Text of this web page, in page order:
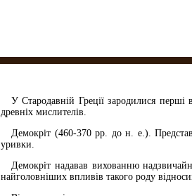
У Стародавній Греції зародилися перші
древніх мислителів.
Демокрiт (460-370 рр. до н. е.).
уривки.
Демокрiт надавав вихованню
найголовніших впливів такого роду